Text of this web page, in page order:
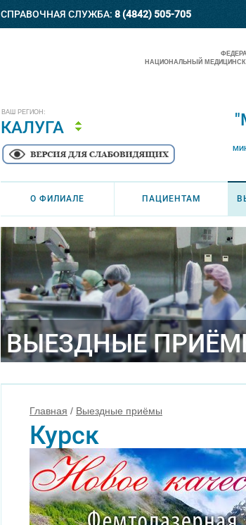
СПРАВОЧНАЯ СЛУЖБА: 8 (4842) 505-705
ВАШ РЕГИОН:
КАЛУГА
НАЦИОНАЛЬНЫЙ
О ФИЛИАЛЕ ПАЦИЕНТАМ
ВЫЕЗДНЫЕ
Главная / Выездные приёмы
Курск